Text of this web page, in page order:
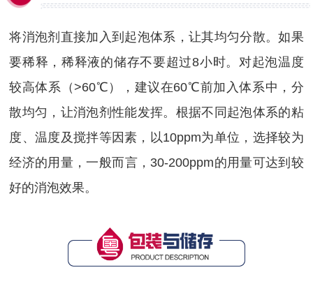
将消泡剂直接加入到起泡体系，让其均匀分散。如果
要稀释，稀释液的储存不要超过8小时。对起泡温度
较高体系（>60℃），建议在60℃前加入体系中，分
散均匀，让消泡剂性能发挥。根据不同起泡体系的粘
度、温度及搅拌等因素，以10ppm为单位，选择较为
经济的用量，一般而言，30-200ppm的用量可达到较
好的消泡效果。